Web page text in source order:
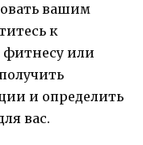
вашим
к
фитнесу или
и определить
вас.